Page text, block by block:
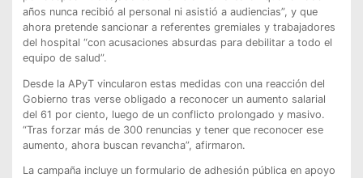
años nunca recibió al personal ni asistió a audiencias”, y que
ahora pretende sancionar a referentes gremiales y trabajadores
del hospital “con acusaciones absurdas para debilitar a todo el
equipo de salud”.
Desde la APyT vincularon estas medidas con una reacción del
Gobierno tras verse obligado a reconocer un aumento salarial
del 61 por ciento, luego de un conflicto prolongado y masivo.
“Tras forzar más de 300 renuncias y tener que reconocer ese
aumento, ahora buscan revancha”, afirmaron.
La campaña incluye un formulario de adhesión pública en apoyo